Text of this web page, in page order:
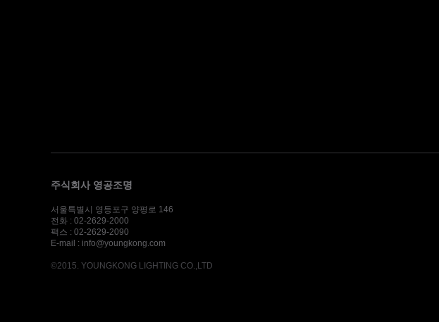
주식회사 영공조명
서울특별시 영등포구 양평로 146
전화 : 02-2629-2000
팩스 : 02-2629-2090
E-mail : info@youngkong.com
©2015. YOUNGKONG LIGHTING CO.,LTD